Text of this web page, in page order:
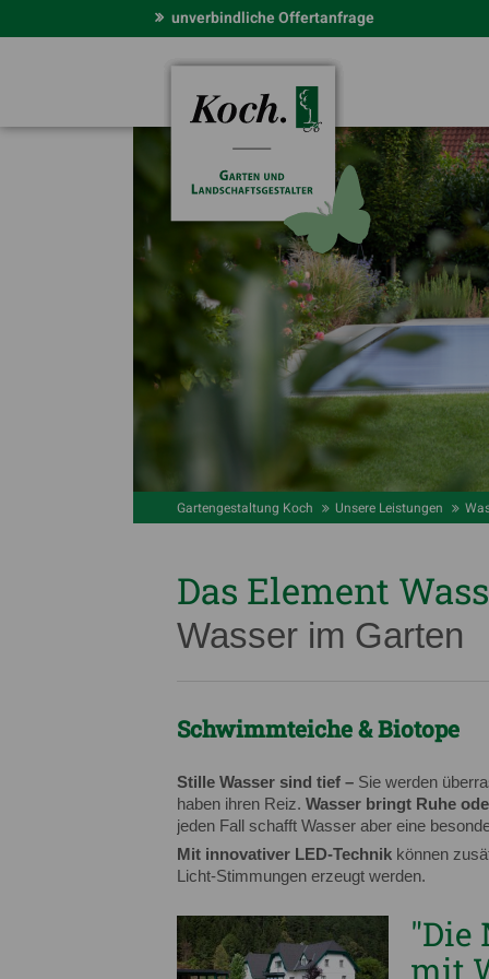
unverbindliche Offertanfrage
Gartengestaltung Koch Unsere Leistungen
Das Element
Wasser im Garten
Schwimmteiche & Biotope
Stille Wasser sind tief – Sie werden
haben ihren Reiz. Wasser bringt Ruhe
jeden Fall schafft Wasser aber eine
Mit innovativer LED-Technik können
Licht-Stimmungen erzeugt werden.
"Die
mit